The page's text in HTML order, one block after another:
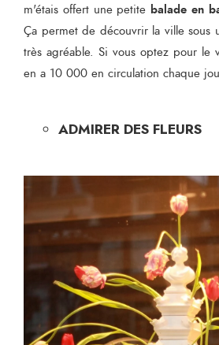
m'étais offert une petite balade en
Ça permet de découvrir la ville sous
très agréable. Si vous optez pour
en a 10 000 en circulation chaque
ADMIRER DES FLEURS